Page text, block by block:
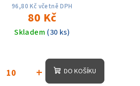
96,80 Kč včetně DPH
80 Kč
Skladem (30 ks)
+ DO KOŠÍKU